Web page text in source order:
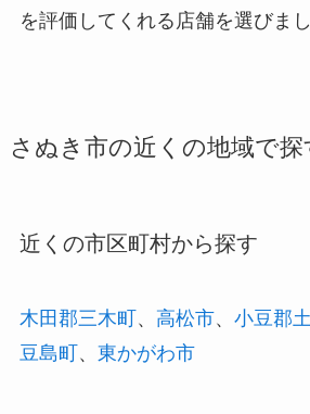
を評価してくれる店舗を選びまし
さぬき市の近くの地域で探
近くの市区町村から探す
木田郡三木町、 高松市、 小豆郡
豆島町、 東かがわ市